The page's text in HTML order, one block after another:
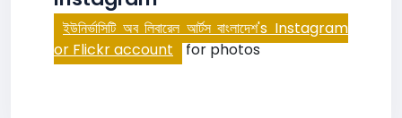
ইউনির্ভাসিটি অব লিবারেল আর্টস বাংলাদেশ's Instagram
or Flickr account for photos